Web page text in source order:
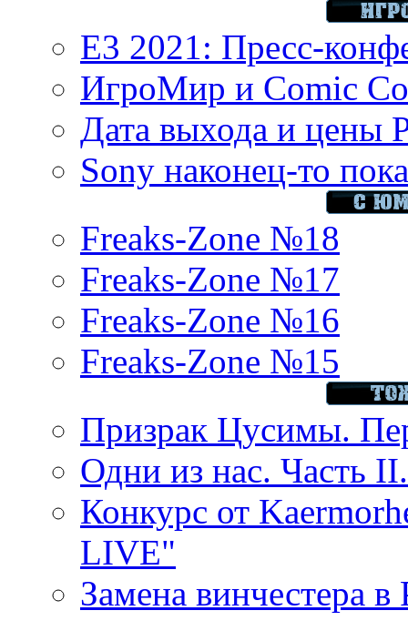
E3 2021: Пресс-
ИгроМир и Comic
Дата выхода и цены
Sony наконец-то
Freaks-Zone №18
Freaks-Zone №17
Freaks-Zone №16
Freaks-Zone №15
Призрак Цусимы.
Одни из нас. Часть
Конкурс от
LIVE"
Замена винчестера